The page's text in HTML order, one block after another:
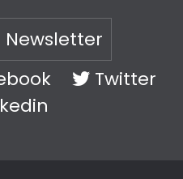
Newsletter
Twitter